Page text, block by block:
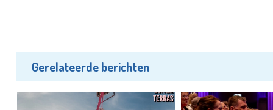
Gerelateerde berichten